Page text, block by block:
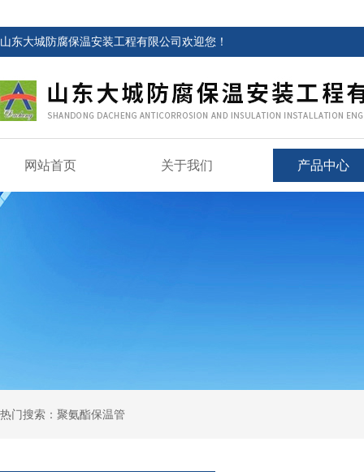
山东大城防腐保温安装工程有限公司欢迎您！
网站首页 关于我们 产品中心
热门搜索：聚氨酯保温管